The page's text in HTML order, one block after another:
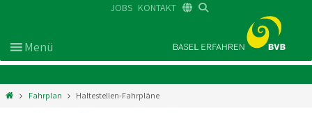
JOBS KONTAKT
Fahrplan Haltestellen-Fahrpläne